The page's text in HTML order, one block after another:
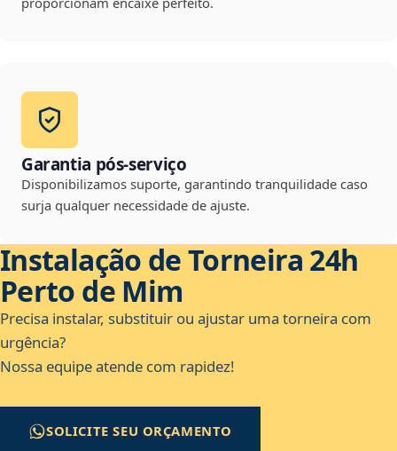
Garantia pós-serviço
Disponibilizamos suporte, garantindo tranquilidade caso
surja qualquer necessidade de ajuste.
Instalação de Torneira 24h
Perto de Mim
Precisa instalar, substituir ou ajustar uma torneira com
urgência?
Nossa equipe atende com rapidez!
SOLICITE SEU ORÇAMENTO